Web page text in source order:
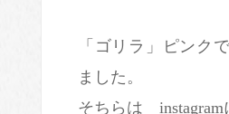
「ゴリラ」ピンク
ました。
そちらは instagram